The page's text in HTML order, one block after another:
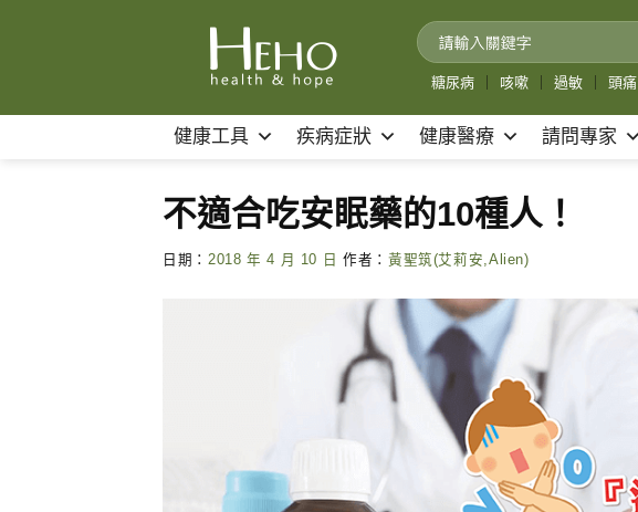
糖尿病 咳嗽 過敏 頭痛
健康工具 疾病症狀 健康醫療 請問專家
不適合吃安眠藥的10種人！
日期： 2018 年 4 月 10 日 作者： 黃聖筑(艾莉安,Alien)